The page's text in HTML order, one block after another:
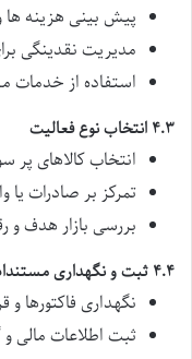
پیش بینی هزینه ها
مدیریت نقدینگی
استفاده از خدمات
۴.۳ انتخاب نوع فعالیت
انتخاب کالاهای پر
تمرکز بر صادرات یا
بررسی بازار هدف و
۴.۴ ثبت و نگهداری مستندات
نگهداری فاکتورها و
ثبت اطلاعات مالی